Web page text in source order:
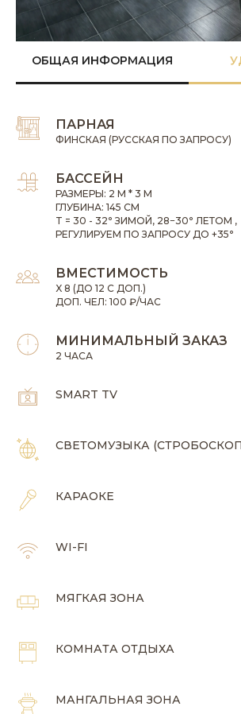
ОБЩАЯ ИНФОРМАЦИЯ
ПАРНАЯ
ФИНСКАЯ (РУССКАЯ ПО ЗАПРОСУ)
БАССЕЙН
РАЗМЕРЫ: 2 М * 3 М
ГЛУБИНА: 145 СМ
T = 30 - 32° ЗИМОЙ, 28−30°ЛЕТОМ ,
РЕГУЛИРУЕМ ПО ЗАПРОСУ ДО +35°
ВМЕСТИМОСТЬ
X 8 (ДО 12 С ДОП.)
ДОП. ЧЕЛ: 100 ₽/ЧАС
МИНИМАЛЬНЫЙ ЗАКАЗ
2 ЧАСА
SMART TV
СВЕТОМУЗЫКА
КАРАОКЕ
WI-FI
МЯГКАЯ ЗОНА
КОМНАТА ОТДЫХА
МАНГАЛЬНАЯ ЗОНА